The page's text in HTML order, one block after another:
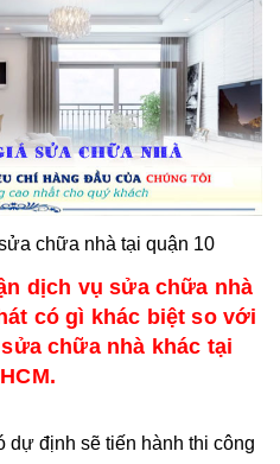
chữa nhà tại quận 10
dịch vụ sửa chữa nhà
có gì khác biệt so với
chữa nhà khác tại
dự định sẽ tiến hành thi công